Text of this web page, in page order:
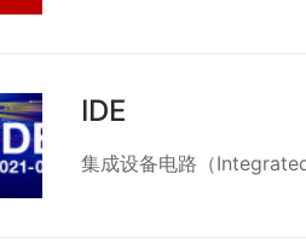
IDE
集成设备电路（